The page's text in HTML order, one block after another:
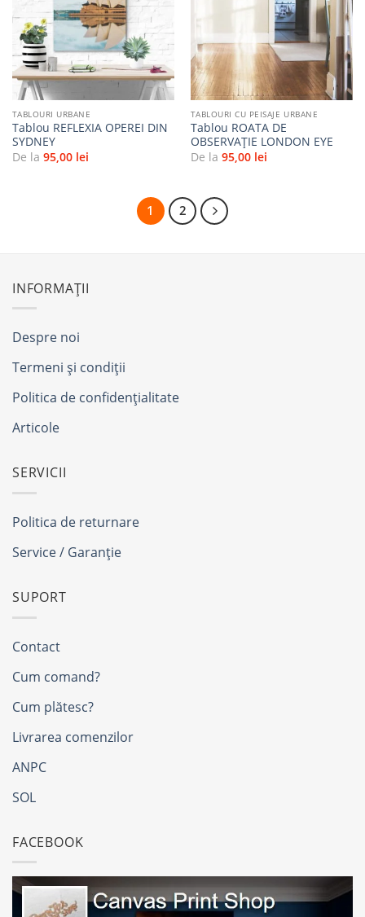
Adaugă
la
favorite
TABLOURI URBANE
Tablou REFLEXIA OPEREI DIN
SYDNEY
De la 95,00 lei
Adaugă
la
favorite
TABLOURI CU PEISAJE URBANE
Tablou ROATA DE
OBSERVAȚIE LONDON EYE
De la 95,00 lei
1 2
INFORMAȚII
Despre noi
Termeni și condiții
Politica de confidențialitate
Articole
SERVICII
Politica de returnare
Service / Garanție
SUPORT
Contact
Cum comand?
Cum plătesc?
Livrarea comenzilor
ANPC
SOL
FACEBOOK